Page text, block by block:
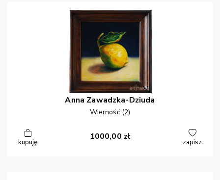
Anna Zawadzka-Dziuda
Wierność (2)
kupuję
1000,00 zł
zapisz